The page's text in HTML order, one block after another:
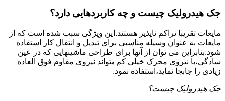
جک هیدرولیک چیست و چه کاربردهایی دارد؟
مایعات تقریبا تراکم ناپذیر هستند.این ویژگی سبب شده است که از
مایعات به عنوان وسیله مناسبی برای تبدیل و انتقال کار استفاده
شود.بنابراین می توان از آنها برای طراحی ماشینهایی که در عین
سادگی،با نیروی محرک خیلی کم بتواند نیروی مقاوم فوق العاده
زیادی را جابجا نماید،استفاده نمود.
جک هیدرولیک چیست؟